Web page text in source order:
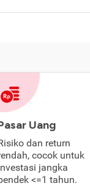
Uang
dan return
cocok untuk
jangka
<=1 tahun.